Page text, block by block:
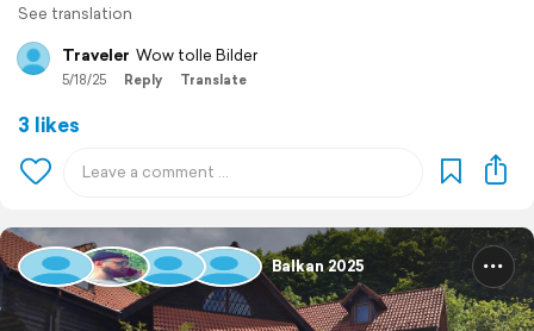
See translation
Traveler Wow tolle Bilder
5/18/25 Reply Translate
3 likes
Balkan 2025